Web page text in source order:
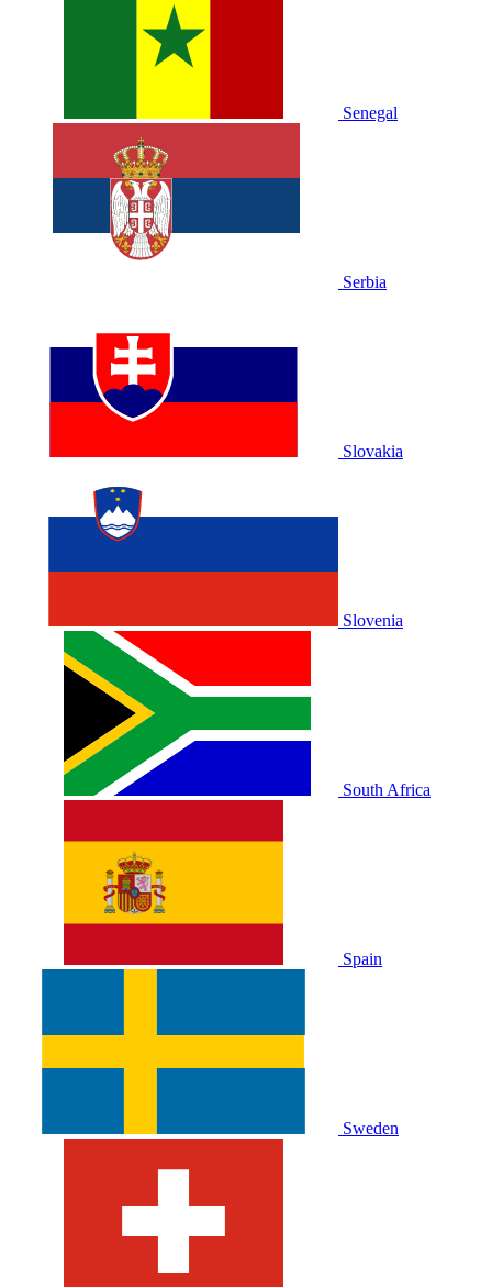
Senegal
Serbia
Slovakia
Slovenia
South Africa
Spain
Sweden